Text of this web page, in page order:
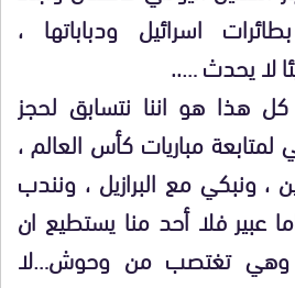
اسرائيل ودباباتها ،
لا يحدث …..
هذا هو اننا نتسابق لحجز
مباريات كأس العالم ،
، ونبكي مع البرازيل ، ونندب
عبير فلا أحد منا يستطيع ان
وهي تغتصب من وحوش…لا